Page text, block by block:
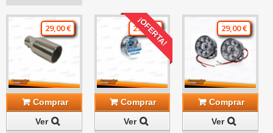
29,00 €
Comprar
Ver
¡OFERTA!
29,00 €
Comprar
Ver
29,00 €
Comprar
Ver